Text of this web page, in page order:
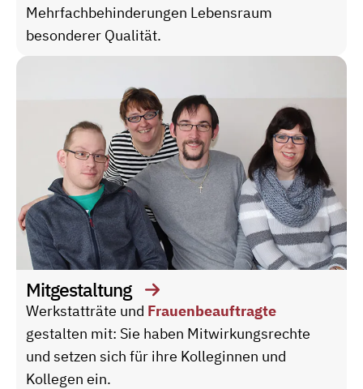
Mehrfachbehinderungen Lebensraum
besonderer Qualität.
Mitgestaltung
Werkstatträte und Frauenbeauftragte
gestalten mit: Sie haben Mitwirkungsrechte
und setzen sich für ihre Kolleginnen und
Kollegen ein.